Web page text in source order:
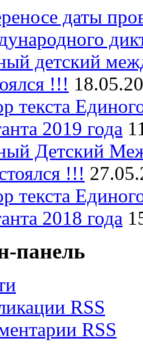
даты
детский
!!!
текста
2019 года
Детский
!!!
текста
2018 года
панель
RSS
RSS